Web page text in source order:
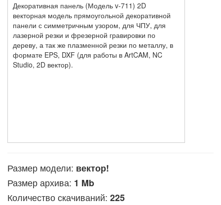
Декоративная панель (Модель v-711) 2D
векторная модель прямоугольной декоративной
панели с симметричным узором, для ЧПУ, для
лазерной резки и фрезерной гравировки по
дереву, а так же плазменной резки по металлу, в
формате EPS, DXF (для работы в ArtCAM, NC
Studio, 2D вектор).
Размер модели: вектор!
Размер архива: 1 Mb
Количество скачиваний: 225